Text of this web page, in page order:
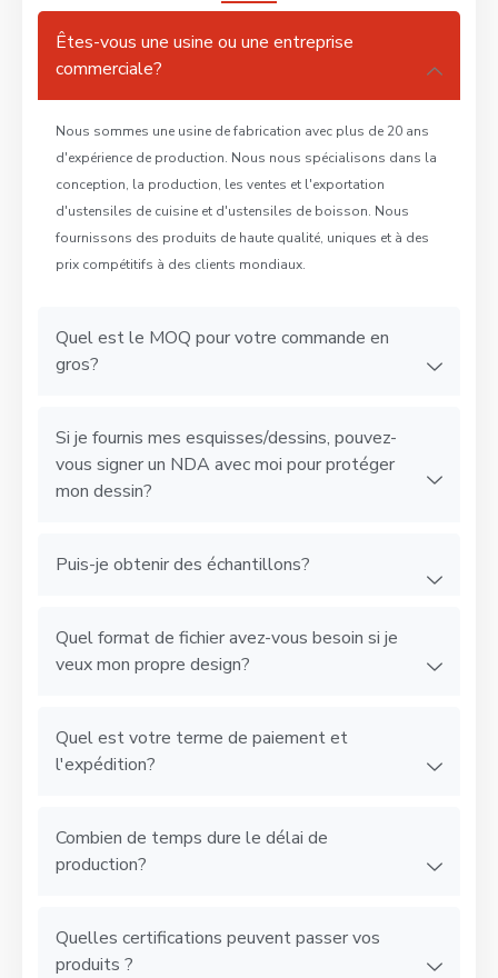
Êtes-vous une usine ou une entreprise
commerciale?
Nous sommes une usine de fabrication avec plus de 20 ans
d'expérience de production. Nous nous spécialisons dans la
conception, la production, les ventes et l'exportation
d'ustensiles de cuisine et d'ustensiles de boisson. Nous
fournissons des produits de haute qualité, uniques et à des
prix compétitifs à des clients mondiaux.
Quel est le MOQ pour votre commande en
gros?
Si je fournis mes esquisses/dessins, pouvez-
vous signer un NDA avec moi pour protéger
mon dessin?
Puis-je obtenir des échantillons?
Quel format de fichier avez-vous besoin si je
veux mon propre design?
Quel est votre terme de paiement et
l'expédition?
Combien de temps dure le délai de
production?
Quelles certifications peuvent passer vos
produits ?